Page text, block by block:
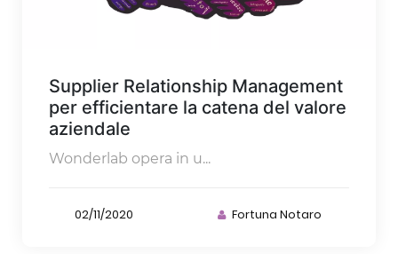
Supplier Relationship Management
per efficientare la catena del valore
aziendale
Wonderlab opera in u...
02/11/2020 Fortuna Notaro